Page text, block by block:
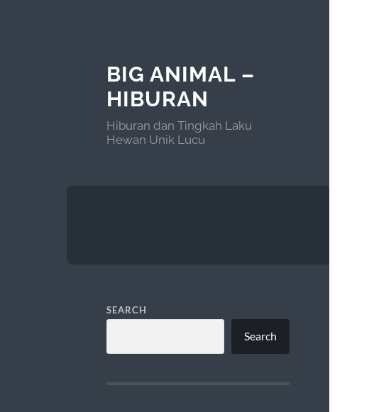
BIG ANIMAL –
HIBURAN
Hiburan dan Tingkah Laku
Hewan Unik Lucu
SEARCH
Search